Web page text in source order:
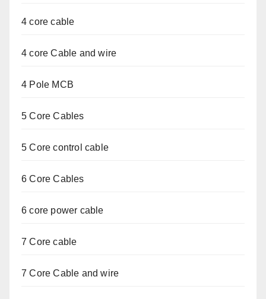
4 core cable
4 core Cable and wire
4 Pole MCB
5 Core Cables
5 Core control cable
6 Core Cables
6 core power cable
7 Core cable
7 Core Cable and wire